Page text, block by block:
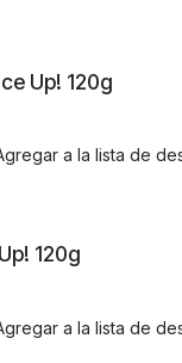
Up! 120g
a la lista de
120g
a la lista de